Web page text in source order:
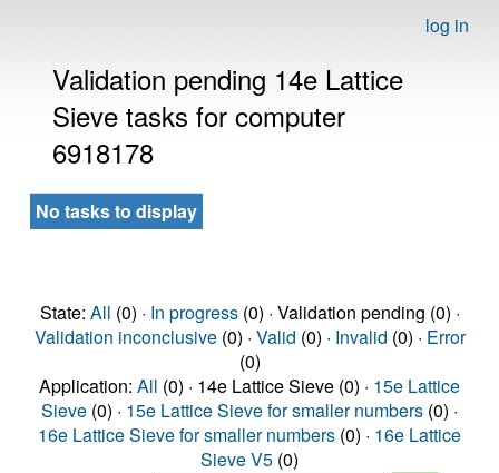
log in
Validation pending 14e Lattice
Sieve tasks for computer
6918178
No tasks to display
State: All (0) · In progress(0) · Validation pending (0) ·
Validation inconclusive(0) · Valid (0) · Invalid (0) · Error
(0)
Application: All (0) · 14e Lattice Sieve (0) · 15e Lattice
Sieve (0) · 15e Lattice Sieve for smaller numbers (0) ·
16e Lattice Sieve for smaller numbers (0) · 16e Lattice
Sieve V5 (0)